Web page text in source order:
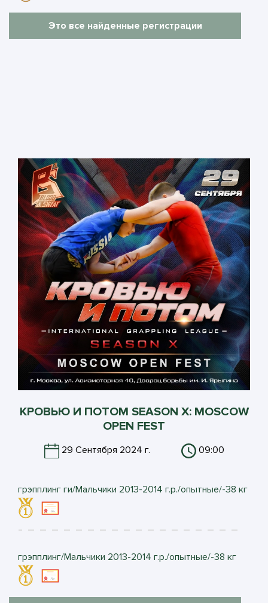
Это все найденные регистрации
КРОВЬЮ И ПОТОМ SEASON X: MOSCOW
OPEN FEST
29 Сентября 2024 г. 09:00
грэпплинг ги/Мальчики 2013-2014 г.р./опытные/-38 кг
грэпплинг/Мальчики 2013-2014 г.р./опытные/-38 кг